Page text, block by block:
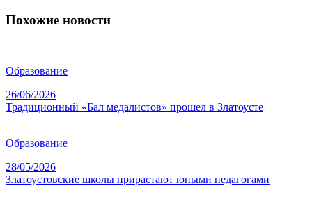
Похожие новости
Образование
26/06/2026
Традиционный «Бал медалистов» прошел в Златоусте
Образование
28/05/2026
Златоустовские школы прирастают юными педагогами